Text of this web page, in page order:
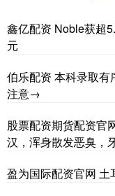
鑫亿配资 Noble获超
元
伯乐配资 本科录取
注意→
股票配资期货配资官
汉，浑身散发恶臭，
盈为国际配资官网 土